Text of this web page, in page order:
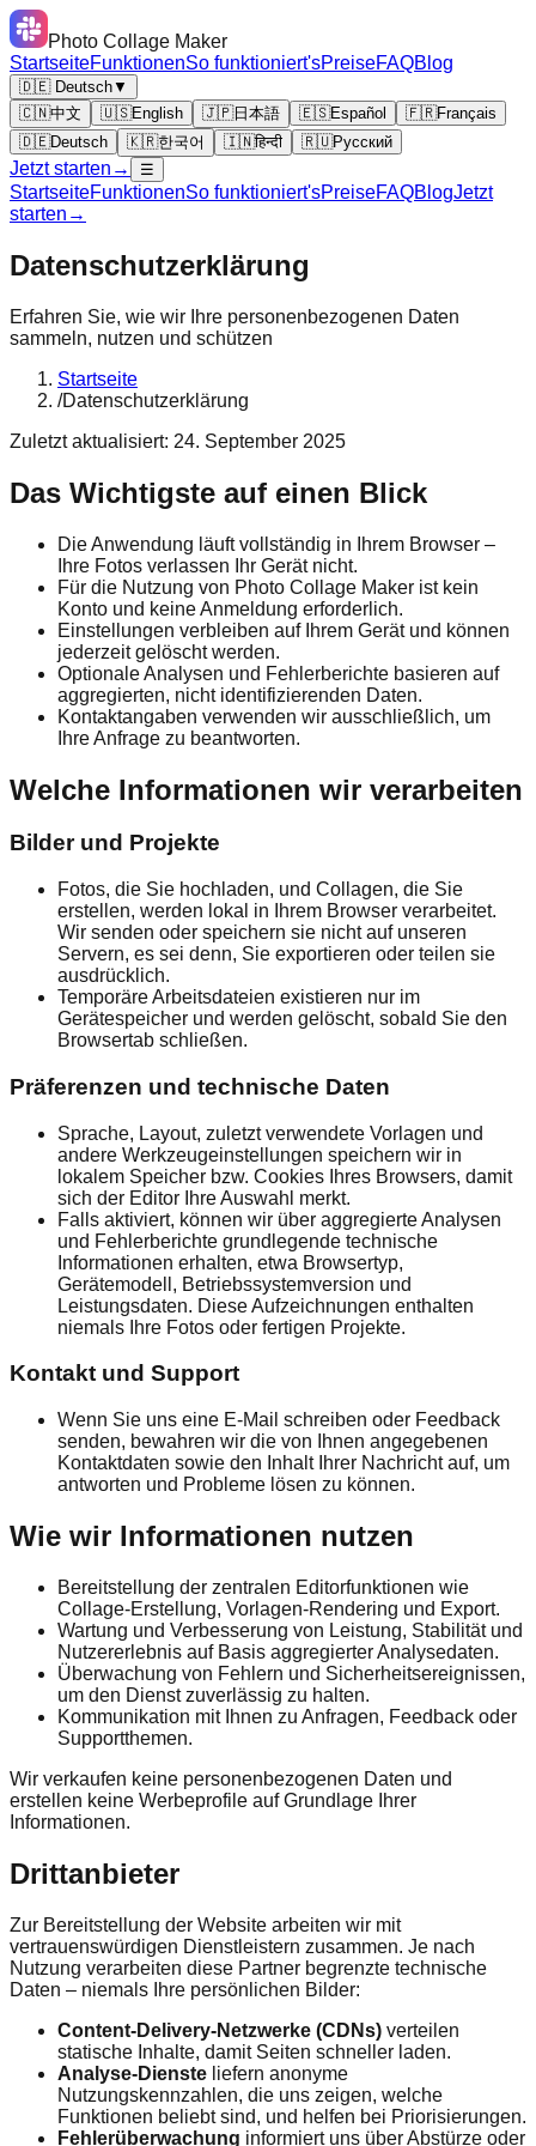
Photo Collage Maker
StartseiteFunktionenSo funktioniert'sPreiseFAQBlog
🇩🇪 Deutsch▼
🇨🇳中文 🇺🇸English 🇯🇵日本語 🇪🇸Español 🇫🇷Français
🇩🇪Deutsch 🇰🇷한국어 🇮🇳हिन्दी 🇷🇺Русский
Jetzt starten → ☰
StartseiteFunktionenSo funktioniert'sPreiseFAQBlogJetzt
starten →
Datenschutzerklärung
Erfahren Sie, wie wir Ihre personenbezogenen Daten
sammeln, nutzen und schützen
Startseite
/Datenschutzerklärung
Zuletzt aktualisiert: 24. September 2025
Das Wichtigste auf einen Blick
Die Anwendung läuft vollständig in Ihrem Browser –
Ihre Fotos verlassen Ihr Gerät nicht.
Für die Nutzung von Photo Collage Maker ist kein
Konto und keine Anmeldung erforderlich.
Einstellungen verbleiben auf Ihrem Gerät und können
jederzeit gelöscht werden.
Optionale Analysen und Fehlerberichte basieren auf
aggregierten, nicht identifizierenden Daten.
Kontaktangaben verwenden wir ausschließlich, um
Ihre Anfrage zu beantworten.
Welche Informationen wir verarbeiten
Bilder und Projekte
Fotos, die Sie hochladen, und Collagen, die Sie
erstellen, werden lokal in Ihrem Browser verarbeitet.
Wir senden oder speichern sie nicht auf unseren
Servern, es sei denn, Sie exportieren oder teilen sie
ausdrücklich.
Temporäre Arbeitsdateien existieren nur im
Gerätespeicher und werden gelöscht, sobald Sie den
Browsertab schließen.
Präferenzen und technische Daten
Sprache, Layout, zuletzt verwendete Vorlagen und
andere Werkzeugeinstellungen speichern wir in
lokalem Speicher bzw. Cookies Ihres Browsers, damit
sich der Editor Ihre Auswahl merkt.
Falls aktiviert, können wir über aggregierte Analysen
und Fehlerberichte grundlegende technische
Informationen erhalten, etwa Browsertyp,
Gerätemodell, Betriebssystemversion und
Leistungsdaten. Diese Aufzeichnungen enthalten
niemals Ihre Fotos oder fertigen Projekte.
Kontakt und Support
Wenn Sie uns eine E-Mail schreiben oder Feedback
senden, bewahren wir die von Ihnen angegebenen
Kontaktdaten sowie den Inhalt Ihrer Nachricht auf, um
antworten und Probleme lösen zu können.
Wie wir Informationen nutzen
Bereitstellung der zentralen Editorfunktionen wie
Collage-Erstellung, Vorlagen-Rendering und Export.
Wartung und Verbesserung von Leistung, Stabilität und
Nutzererlebnis auf Basis aggregierter Analysedaten.
Überwachung von Fehlern und Sicherheitsereignissen,
um den Dienst zuverlässig zu halten.
Kommunikation mit Ihnen zu Anfragen, Feedback oder
Supportthemen.
Wir verkaufen keine personenbezogenen Daten und
erstellen keine Werbeprofile auf Grundlage Ihrer
Informationen.
Drittanbieter
Zur Bereitstellung der Website arbeiten wir mit
vertrauenswürdigen Dienstleistern zusammen. Je nach
Nutzung verarbeiten diese Partner begrenzte technische
Daten – niemals Ihre persönlichen Bilder:
Content-Delivery-Netzwerke (CDNs) verteilen
statische Inhalte, damit Seiten schneller laden.
Analyse-Dienste liefern anonyme
Nutzungskennzahlen, die uns zeigen, welche
Funktionen beliebt sind, und helfen bei Priorisierungen.
Fehlerüberwachung informiert uns über Abstürze oder